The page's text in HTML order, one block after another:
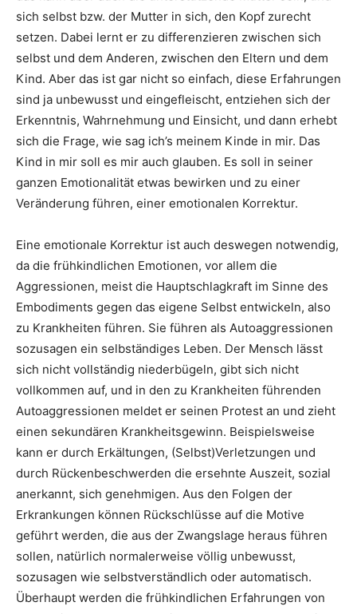
sich selbst bzw. der Mutter in sich, den Kopf zurecht
setzen. Dabei lernt er zu differenzieren zwischen sich
selbst und dem Anderen, zwischen den Eltern und dem
Kind. Aber das ist gar nicht so einfach, diese Erfahrungen
sind ja unbewusst und eingefleischt, entziehen sich der
Erkenntnis, Wahrnehmung und Einsicht, und dann erhebt
sich die Frage, wie sag ich’s meinem Kinde in mir. Das
Kind in mir soll es mir auch glauben. Es soll in seiner
ganzen Emotionalität etwas bewirken und zu einer
Veränderung führen, einer emotionalen Korrektur.
Eine emotionale Korrektur ist auch deswegen notwendig,
da die frühkindlichen Emotionen, vor allem die
Aggressionen, meist die Hauptschlagkraft im Sinne des
Embodiments gegen das eigene Selbst entwickeln, also
zu Krankheiten führen. Sie führen als Autoaggressionen
sozusagen ein selbständiges Leben. Der Mensch lässt
sich nicht vollständig niederbügeln, gibt sich nicht
vollkommen auf, und in den zu Krankheiten führenden
Autoaggressionen meldet er seinen Protest an und zieht
einen sekundären Krankheitsgewinn. Beispielsweise
kann er durch Erkältungen, (Selbst)Verletzungen und
durch Rückenbeschwerden die ersehnte Auszeit, sozial
anerkannt, sich genehmigen. Aus den Folgen der
Erkrankungen können Rückschlüsse auf die Motive
geführt werden, die aus der Zwangslage heraus führen
sollen, natürlich normalerweise völlig unbewusst,
sozusagen wie selbstverständlich oder automatisch.
Überhaupt werden die frühkindlichen Erfahrungen von